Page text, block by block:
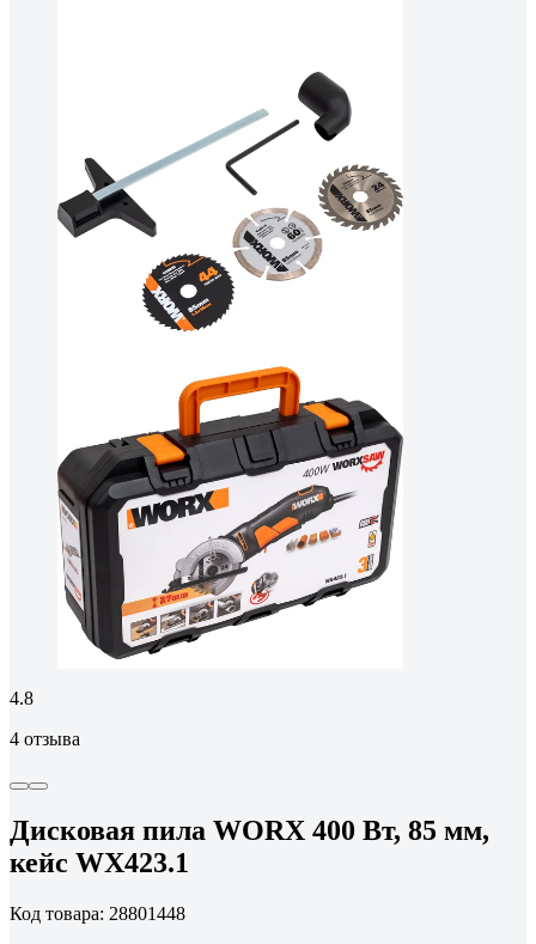
4.8
4 отзыва
Дисковая пила WORX 400 Вт, 85 мм,
кейс WX423.1
Код товара: 28801448